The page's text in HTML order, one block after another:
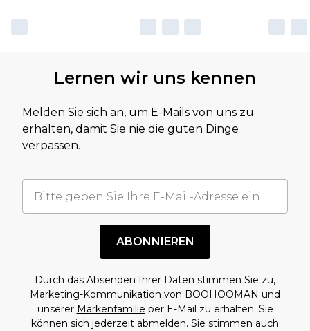
Lernen wir uns kennen
Melden Sie sich an, um E-Mails von uns zu
erhalten, damit Sie nie die guten Dinge
verpassen.
ABONNIEREN
Durch das Absenden Ihrer Daten stimmen Sie zu,
Marketing-Kommunikation von BOOHOOMAN und
unserer Markenfamilie per E-Mail zu erhalten. Sie
können sich jederzeit abmelden. Sie stimmen auch